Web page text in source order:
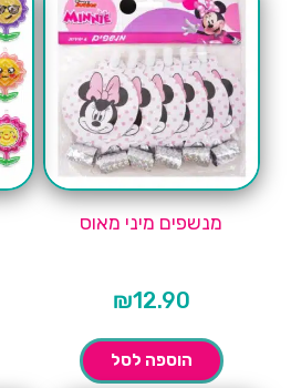
מנשפים מיני מאוס
₪12.90
הוספה לסל